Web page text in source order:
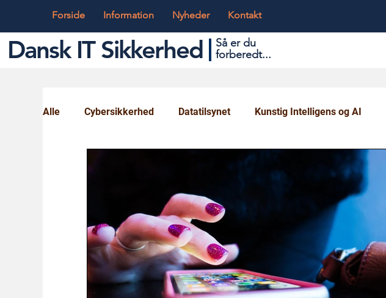
Forside Information Nyheder Kontakt
Dansk IT Sikkerhed
Så er du
forberedt...
Alle Cybersikkerhed Datatilsynet Kunstig Intelligens og AI
Ungdom og Uddannelse